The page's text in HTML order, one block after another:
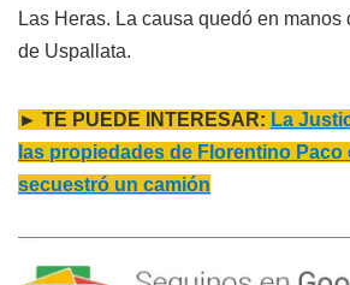
Las Heras. La causa quedó en manos
de Uspallata.
► TE PUEDE INTERESAR: La
las propiedades de Florentino Paco
secuestró un camión